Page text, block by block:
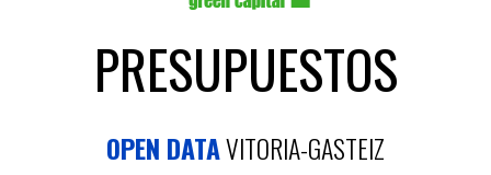
PRESUPUESTOS
OPEN DATAVITORIA-GASTEIZ